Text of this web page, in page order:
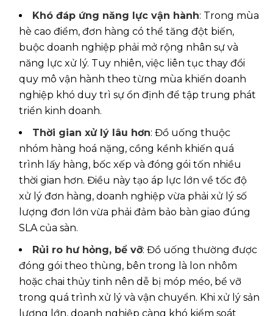
Khó đáp ứng năng lực vận hành: Trong mùa
hè cao điểm, đơn hàng có thể tăng đột biến,
buộc doanh nghiệp phải mở rộng nhân sự và
năng lực xử lý. Tuy nhiên, việc liên tục thay đổi
quy mô vận hành theo từng mùa khiến doanh
nghiệp khó duy trì sự ổn định để tập trung phát
triển kinh doanh.
Thời gian xử lý lâu hơn: Đồ uống thuộc
nhóm hàng hoá nặng, cồng kềnh khiến quá
trình lấy hàng, bốc xếp và đóng gói tốn nhiều
thời gian hơn. Điều này tạo áp lực lớn về tốc độ
xử lý đơn hàng, doanh nghiệp vừa phải xử lý số
lượng đơn lớn vừa phải đảm bảo bàn giao đúng
SLA của sàn.
Rủi ro hư hỏng, bể vỡ: Đồ uống thường được
đóng gói theo thùng, bên trong là lon nhôm
hoặc chai thủy tinh nên dễ bị móp méo, bể vỡ
trong quá trình xử lý và vận chuyển. Khi xử lý sản
lượng lớn, doanh nghiệp càng khó kiểm soát